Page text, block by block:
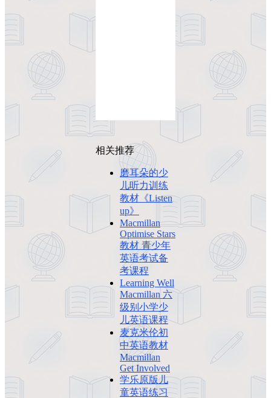
相关推荐
磨耳朵的少
儿听力训练
教材《Listen
up》
Macmillan
Optimise Stars
教材 青少年
英语考试备
考课程
Learning Well
Macmillan 六
级别小学少
儿英语课程
麦克米伦初
中英语教材
Macmillan
Get Involved
学乐原版儿
童英语练习